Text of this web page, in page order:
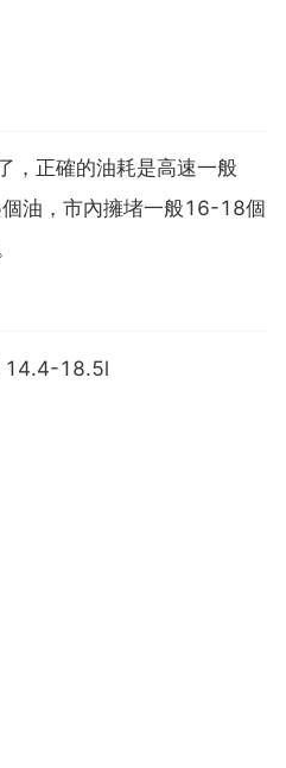
，正確的油耗是高速一般
油，市內擁堵一般16-18個
14.4-18.5l